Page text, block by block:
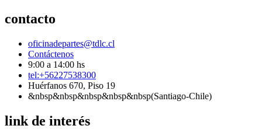
contacto
oficinadepartes@tdlc.cl
Contáctenos
9:00 a 14:00 hs
tel:+56227538300
Huérfanos 670, Piso 19
&nbsp&nbsp&nbsp&nbsp&nbsp(Santiago-Chile)
link de interés